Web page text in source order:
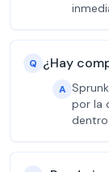
Q ¿Hay
A
por la